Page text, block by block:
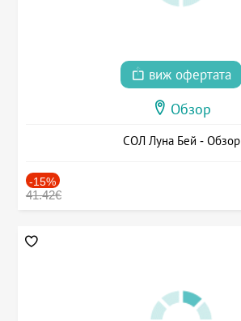
виж офертата
Обзор
СОЛ Луна Бей - Обзор
-15%
41.42€